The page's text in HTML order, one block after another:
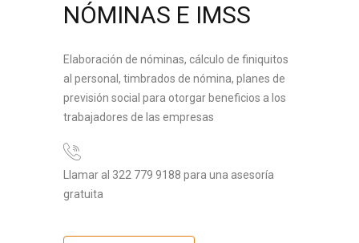
NÓMINAS E IMSS
Elaboración de nóminas, cálculo de finiquitos
al personal, timbrados de nómina, planes de
previsión social para otorgar beneficios a los
trabajadores de las empresas
Llamar al 322 779 9188 para una asesoría
gratuita